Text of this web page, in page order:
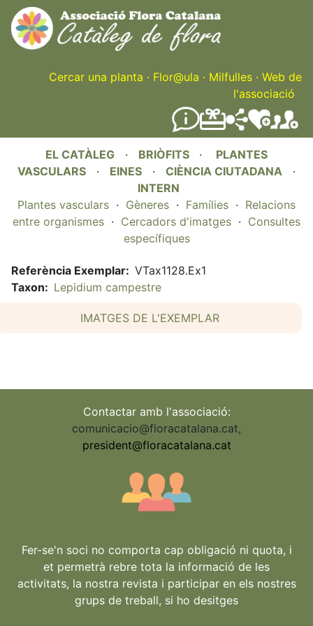
Skip
to
main
content
Cercar una planta · Flor@ula · Milfulles · Web de
l'associació
EL CATÀLEG · BRIÒFITS · PLANTES
VASCULARS · EINES · CIÈNCIA CIUTADANA ·
INTERN
Plantes vasculars · Gèneres · Famílies · Relacions
entre organismes · Cercadors d'imatges · Consultes
específiques
Referència Exemplar
VTax1128.Ex1
Taxon
Lepidium campestre
IMATGES DE L'EXEMPLAR
Contactar amb l'associació:
comunicacio@floracatalana.cat,
president@floracatalana.cat
Fer-se'n soci no comporta cap obligació ni quota, i
et permetrà rebre tota la informació de les
activitats, la nostra revista i participar en els nostres
grups de treball, si ho desitges